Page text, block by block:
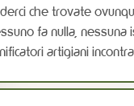
che trovate
fa nulla, nessuna
artigiani